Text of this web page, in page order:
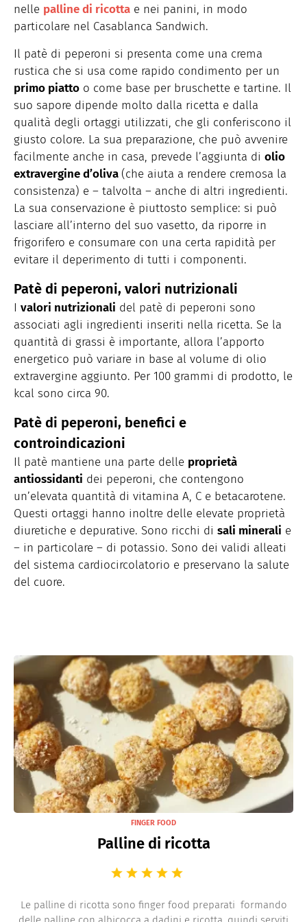
nelle palline di ricotta e nei panini, in modo
particolare nel Casablanca Sandwich.
Il patè di peperoni si presenta come una crema
rustica che si usa come rapido condimento per un
primo piatto o come base per bruschette e tartine. Il
suo sapore dipende molto dalla ricetta e dalla
qualità degli ortaggi utilizzati, che gli conferiscono il
giusto colore. La sua preparazione, che può avvenire
facilmente anche in casa, prevede l’aggiunta di olio
extravergine d’oliva (che aiuta a rendere cremosa la
consistenza) e – talvolta – anche di altri ingredienti.
La sua conservazione è piuttosto semplice: si può
lasciare all’interno del suo vasetto, da riporre in
frigorifero e consumare con una certa rapidità per
evitare il deperimento di tutti i componenti.
Patè di peperoni, valori nutrizionali
I valori nutrizionali del patè di peperoni sono
associati agli ingredienti inseriti nella ricetta. Se la
quantità di grassi è importante, allora l’apporto
energetico può variare in base al volume di olio
extravergine aggiunto. Per 100 grammi di prodotto, le
kcal sono circa 90.
Patè di peperoni, benefici e
controindicazioni
Il patè mantiene una parte delle proprietà
antiossidanti dei peperoni, che contengono
un’elevata quantità di vitamina A, C e betacarotene.
Questi ortaggi hanno inoltre delle elevate proprietà
diuretiche e depurative. Sono ricchi di sali minerali e
– in particolare – di potassio. Sono dei validi alleati
del sistema cardiocircolatorio e preservano la salute
del cuore.
FINGER FOOD
Palline di ricotta
Le palline di ricotta sono finger food preparati formando